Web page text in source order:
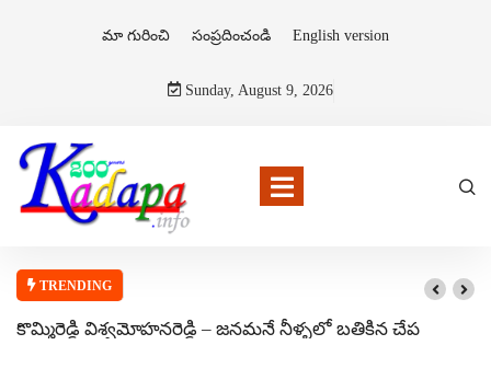
మా గురించి సంప్రదించండి English version
Sunday, August 9, 2026
TRENDING
కొమ్మిరెడ్డి విశ్వమోహనరెడ్డి – జనమనే నీళ్ళలో బతికిన చేప